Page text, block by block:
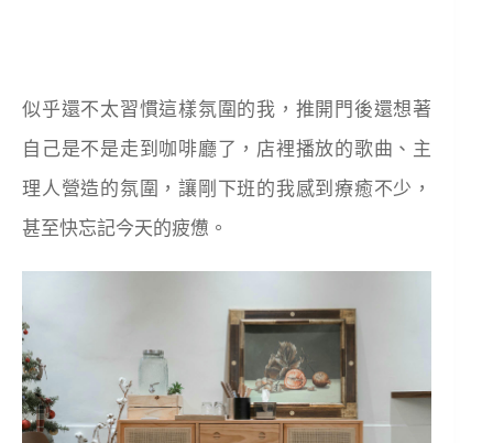
似乎還不太習慣這樣氛圍的我，推開門後還想著
自己是不是走到咖啡廳了，店裡播放的歌曲、主
理人營造的氛圍，讓剛下班的我感到療癒不少，
甚至快忘記今天的疲憊。